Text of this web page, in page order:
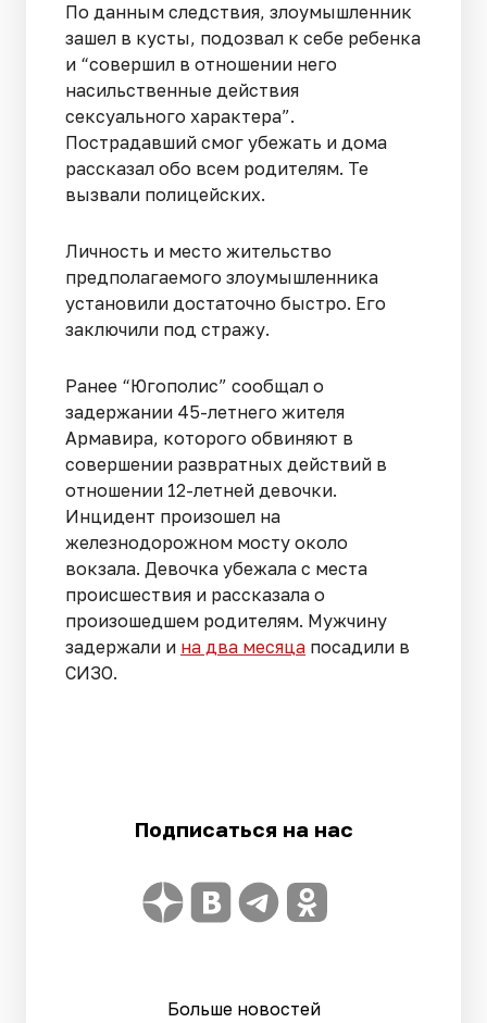
По данным следствия, злоумышленник
зашел в кусты, подозвал к себе ребенка
и “совершил в отношении него
насильственные действия
сексуального характера”.
Пострадавший смог убежать и дома
рассказал обо всем родителям. Те
вызвали полицейских.
Личность и место жительство
предполагаемого злоумышленника
установили достаточно быстро. Его
заключили под стражу.
Ранее “Югополис” сообщал о
задержании 45-летнего жителя
Армавира, которого обвиняют в
совершении развратных действий в
отношении 12-летней девочки.
Инцидент произошел на
железнодорожном мосту около
вокзала. Девочка убежала с места
происшествия и рассказала о
произошедшем родителям. Мужчину
задержали и на два месяца посадили в
СИЗО.
Подписаться на нас
Больше новостей